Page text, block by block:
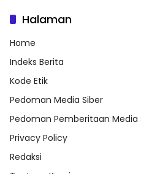
Halaman
Home
Indeks Berita
Kode Etik
Pedoman Media Siber
Pedoman Pemberitaan Media
Privacy Policy
Redaksi